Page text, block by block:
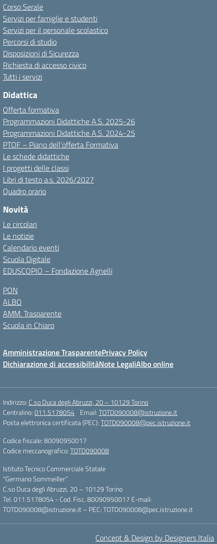
Corso Serale
Servizi per famiglie e studenti
Servizi per il personale scolastico
Percorsi di studio
Disposizioni di Sicurezza
Richiesta di accesso civico
Tutti i servizi
Didattica
Offerta formativa
Programmazioni Didattiche A.S. 2025-26
Programmazioni Didattiche A.S. 2024-25
PTOF – Piano dell’offerta Formativa
Le schede didattiche
I progetti delle classi
Libri di testo a.s. 2026/2027
Quadro orario
Novità
Le circolari
Le notizie
Calendario eventi
Scuola Digitale
EDUSCOPIO – Fondazione Agnelli
PON
ALBO
AMM. Trasparente
Scuola in Chiaro
Amministrazione TrasparentePrivacy Policy
Dichiarazione di accessibilitàNote LegaliAlbo online
Indirizzo: C.so Duca degli Abruzzi, 20 – 10129 Torino
Centralino:011.5178054 Email:TOTD090008@istruzione.it
Posta elettronica certificata (PEC):TOTD090008@pec.istruzione.it
Codice fiscale: 80090950017
Codice meccanografico:TOTD090008
Istituto Tecnico Commerciale Statale
“Germano Sommeiller”
C.so Duca degli Abruzzi, 20 – 10129 Torino
Tel. 011.5178054 - Cod. Fisc. 80090950017 E-mail:
TOTD090008@istruzione.it – PEC: TOTD090008@pec.istruzione.it
Concept & Design by Designers Italia